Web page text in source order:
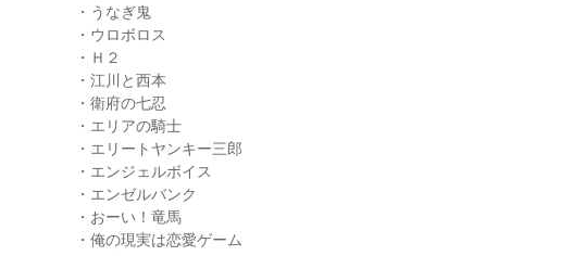
・うなぎ鬼
・ウロボロス
・Ｈ２
・江川と西本
・衛府の七忍
・エリアの騎士
・エリートヤンキー三郎
・エンジェルボイス
・エンゼルバンク
・おーい！竜馬
・俺の現実は恋愛ゲーム